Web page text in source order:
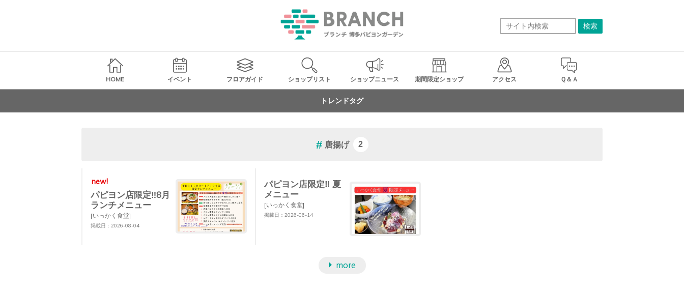
HOME イベント フロアガイド ショップリスト ショップニュース 期間限定ショップ アクセス Ｑ＆Ａ
トレンドタグ
唐揚げ 2
new!
パピヨン店限定‼︎8月
ランチメニュー
[いっかく食堂]
掲載日：2026-08-04
パピヨン店限定‼︎ 夏
メニュー
[いっかく食堂]
掲載日：2026-06-14
more